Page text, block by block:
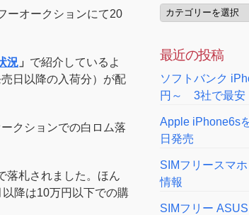
ーオークションにて20
況 」 で紹介しているよ
日以降の入荷分）が配
クションでの白ロム落
落札されました。ほん
降は10万円以下での購
最近の投稿
ソフトバンク
円～ 3社で最安
Apple iPhone6s
日発売
SIMフリースマ
情報
SIMフリー